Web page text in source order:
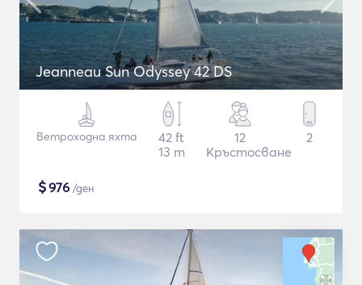
Jeanneau Sun Odyssey 42 DS
Ветроходна яхта
42 ft
13 m
12
Кръстосване
2
$976 /ден